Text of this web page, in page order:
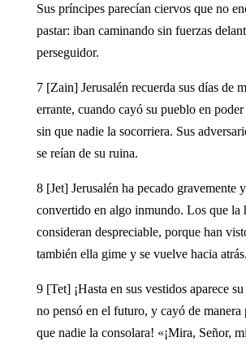
Sus príncipes parecían ciervos que no
pastar: iban caminando sin fuerzas
perseguidor.
7 [Zain] Jerusalén recuerda sus días de
errante, cuando cayó su pueblo en
sin que nadie la socorriera. Sus
se reían de su ruina.
8 [Jet] Jerusalén ha pecado gravemente
convertido en algo inmundo. Los que la
consideran despreciable, porque han
también ella gime y se vuelve hacia atrás.
9 [Tet] ¡Hasta en sus vestidos aparece
no pensó en el futuro, y cayó de manera
que nadie la consolara! «¡Mira, Señor,